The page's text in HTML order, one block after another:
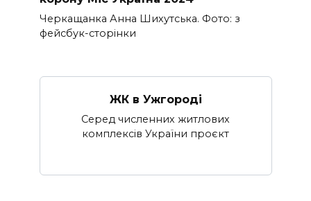
Черкащанка Анна Шихутська. Фото: з
фейсбук-сторінки
ЖК в Ужгороді
Серед численних житлових
комплексів України проєкт